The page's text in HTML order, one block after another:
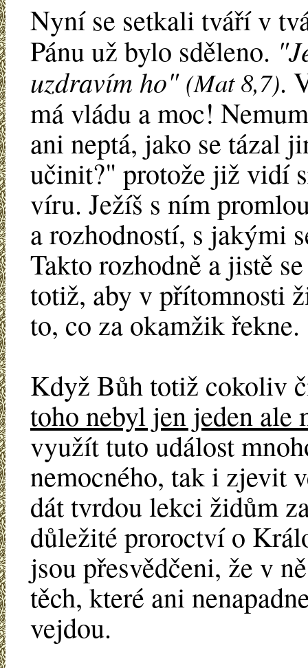
Nyní se setkali tváří v
Pánu už bylo sděleno.
uzdravím ho" (Mat 8,7).
má vládu a moc!
ani neptá, jako se tázal
učinit?" protože již vidí
víru. Ježíš s ním
a rozhodností, s jakými
Takto rozhodně a jistě
totiž, aby v přítomnosti
to, co za okamžik řekne.
Když Bůh totiž cokoliv
toho nebyl jen jeden ale
využít tuto událost
nemocného, tak i zjevit
dát tvrdou lekci židům
důležité proroctví o
jsou přesvědčeni, že v
těch, které ani
vejdou.